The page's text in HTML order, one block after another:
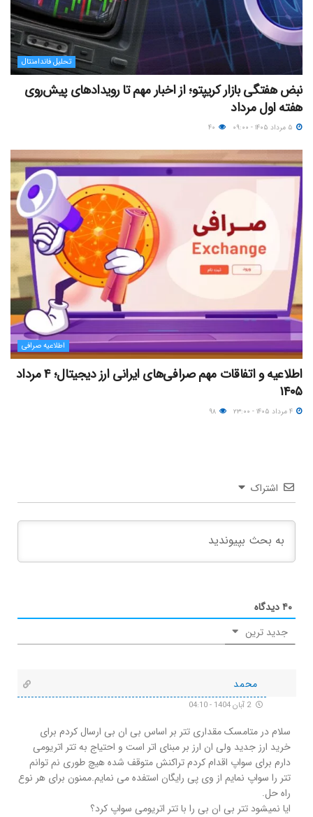
تحلیل فاندامنتال
نبض هفتگی بازار کریپتو؛ از اخبار مهم تا رویدادهای پیش‌روی
هفته اول مرداد
اطلاعیه صرافی
اطلاعیه و اتفاقات مهم صرافی‌های ایرانی ارز دیجیتال؛ ۴ مرداد
۱۴۰۵
اشتراک
۴۰دیدگاه
جدید ترین
محمد
2 آبان 1404 - 04:10
سلام در متامسک مقداری تتر بر اساس بی ان بی ارسال کردم برای
خرید ارز جدید ولی ان ارز بر مبنای اتر است و احتیاج به تتر اتریومی
دارم برای سواپ اقدام کردم تراکنش متوقف شده هیچ طوری نم توانم
تتر را سواپ نمایم از وی پی رایگان استفده می نمایم.ممنون برای هر نوع
راه حل.
ایا نمیشود تتر بی ان بی را با تتر اتریومی سواپ کرد؟